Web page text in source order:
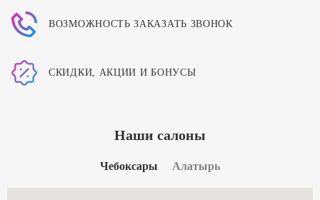
ВОЗМОЖНОСТЬ ЗАКАЗАТЬ ЗВОНОК
СКИДКИ, АКЦИИ И БОНУСЫ
Наши салоны
Чебоксары Алатырь